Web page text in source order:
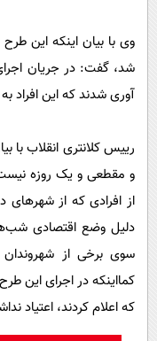
وی با بیان اینکه این
آوری شدند که این افراد
رییس کلانتری انقلاب با
و مقطعی و یک روزه
از افرادی که از شهر‌های
دلیل وضع اقتصادی
سوی برخی از شهروندان
کمااینکه در اجرای این
که اعلام کردند، اعتیاد